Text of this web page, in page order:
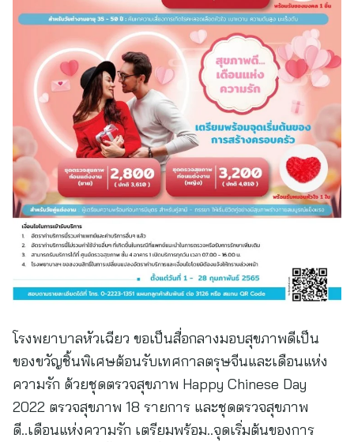
โรงพยาบาลหัวเฉียว ขอเป็นสื่อกลางมอบสุขภาพดีเป็น
ของขวัญชิ้นพิเศษต้อนรับเทศกาลตรุษจีนและเดือนแห่ง
ความรัก ด้วยชุดตรวจสุขภาพ Happy Chinese Day
2022 ตรวจสุขภาพ 18 รายการ และชุดตรวจสุขภาพ
ดี..เดือนแห่งความรัก เตรียมพร้อม..จุดเริ่มต้นของการ